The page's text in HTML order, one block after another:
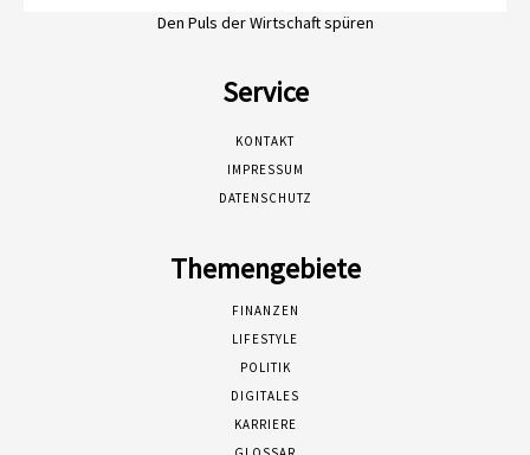
Den Puls der Wirtschaft spüren
Service
KONTAKT
IMPRESSUM
DATENSCHUTZ
Themengebiete
FINANZEN
LIFESTYLE
POLITIK
DIGITALES
KARRIERE